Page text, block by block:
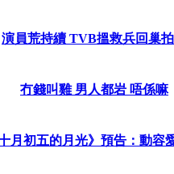
演員荒持續 TVB搵救兵回巢
冇錢叫雞 男人都岩 唔係嘛
十月初五的月光》預告：動容